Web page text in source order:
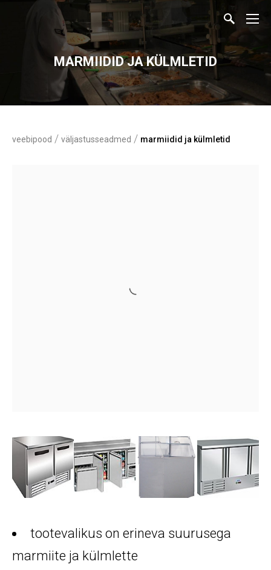
MARMIIDID JA KÜLMLETID
veebipood / väljastusseadmed / marmiidid ja külmletid
tootevalikus on erineva suurusega
marmiite ja külmlette